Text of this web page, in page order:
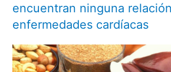
encuentran ninguna
enfermedades cardíacas